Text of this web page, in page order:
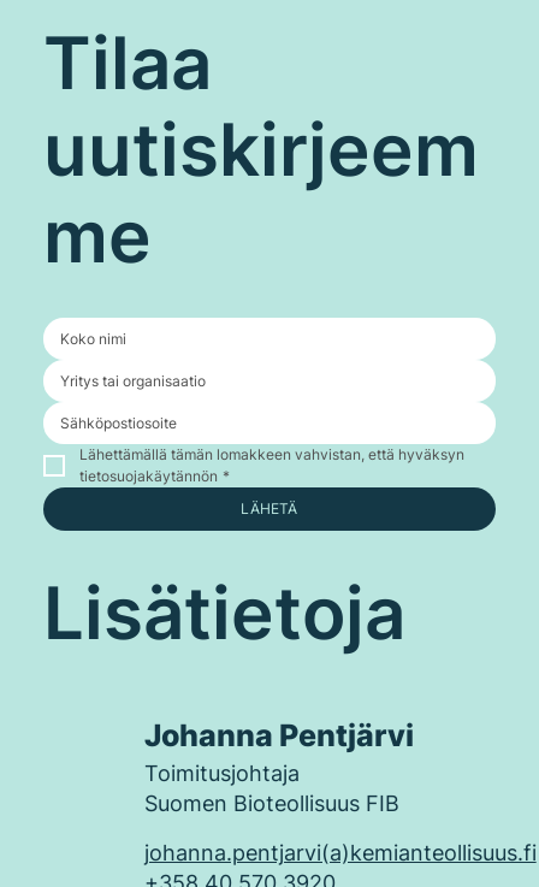
Tilaa
uutiskirjeem
me
Lähettämällä tämän lomakkeen vahvistan, että hyväksyn
tietosuojakäytännön *
LÄHETÄ
Johanna Pentjärvi
Toimitusjohtaja
Suomen Bioteollisuus FIB
johanna.pentjarvi(a)kemianteollisuus.fi
Lisätietoja